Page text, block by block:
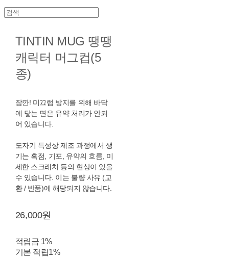
TINTIN MUG 땡땡
캐릭터 머그컵(5
종)
잠깐! 미끄럼 방지를 위해 바닥
에 닿는 면은 유약 처리가 안되
어 있습니다.
도자기 특성상 제조 과정에서 생
기는 흑점, 기포, 유약의 흐름, 미
세한 스크래치 등의 현상이 있을
수 있습니다. 이는 불량 사유 (교
환 / 반품)에 해당되지 않습니다.
26,000원
적립금 1%
기본 적립1%